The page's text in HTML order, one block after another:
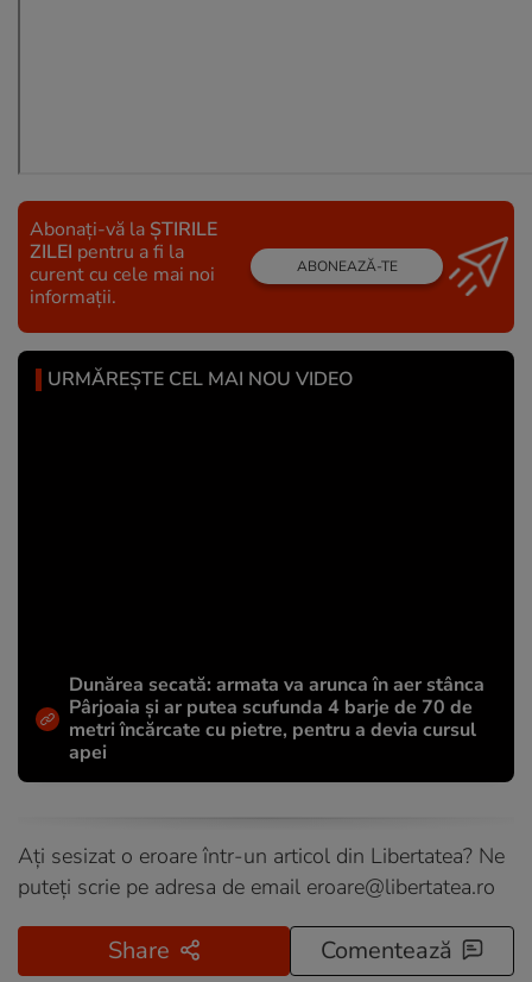
Abonați-vă la ȘTIRILE
ZILEI pentru a fi la
curent cu cele mai noi
informații.
ABONEAZĂ-TE
URMĂREȘTE CEL MAI NOU VIDEO
Dunărea secată: armata va arunca în aer stânca
Pârjoaia și ar putea scufunda 4 barje de 70 de
metri încărcate cu pietre, pentru a devia cursul
apei
Ați sesizat o eroare într-un articol din Libertatea? Ne
puteți scrie pe adresa de email eroare@libertatea.ro
Share Comentează